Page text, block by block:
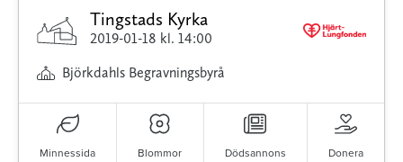
Tingstads Kyrka
2019-01-18 kl. 14:00
Björkdahls Begravningsbyrå
Minnessida Blommor Dödsannons Donera